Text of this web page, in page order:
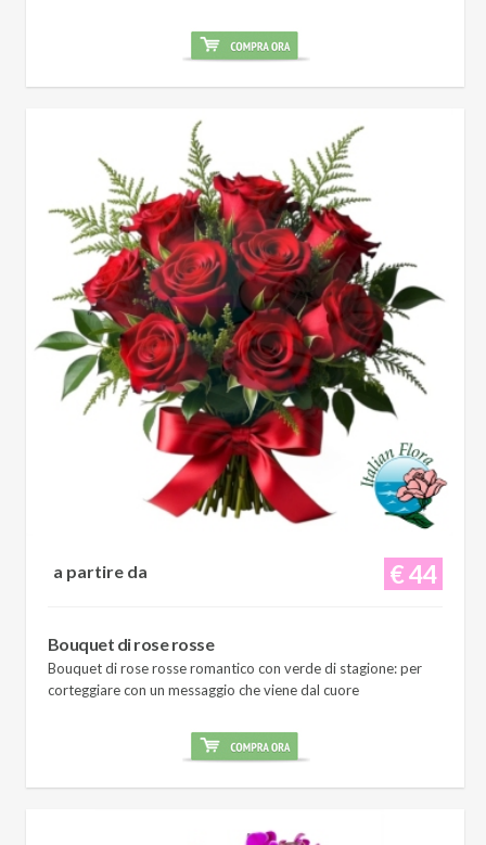
€ 44
a partire da
Bouquet di rose rosse
Bouquet di rose rosse romantico con verde di stagione: per
corteggiare con un messaggio che viene dal cuore